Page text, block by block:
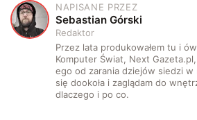
S
NAPISANE PRZEZ
Sebastian Górski
Redaktor
Przez lata produkowałem tu i
Komputer Świat, Next
ego od zarania dziejów siedzi w
się dookoła i zaglądam do
dlaczego i po co.